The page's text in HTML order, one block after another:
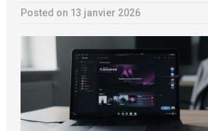
Posted on 13 janvier 2026